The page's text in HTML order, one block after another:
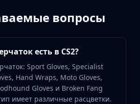
вопросы
есть в CS2?
Sport Gloves, Specialist
Hand Wraps, Moto Gloves,
Gloves и Broken Fang
имеет различные расцветки.